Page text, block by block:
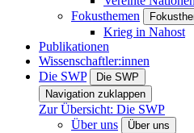
Fokusthemen
Krieg in Nahost
Publikationen
Wissenschaftler:innen
Die SWP
Die SWP
Navigation zuklappen
Zur Übersicht: Die SWP
Über uns
Über uns